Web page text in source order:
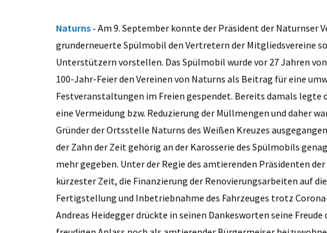
Naturns - Am 9. September konnte der Präsident der Naturnser
grunderneuerte Spülmobil den Vertretern der Mitgliedsvereine
Unterstützern vorstellen. Das Spülmobil wurde vor 27 Jahren
100-Jahr-Feier den Vereinen von Naturns als Beitrag für eine
Festveranstaltungen im Freien gespendet. Bereits damals legte
eine Vermeidung bzw. Reduzierung der Müllmengen und daher
Gründer der Ortsstelle Naturns des Weißen Kreuzes
der Zahn der Zeit gehörig an der Karosserie des Spülmobils
mehr gegeben. Unter der Regie des amtierenden Präsidenten
kürzester Zeit, die Finanzierung der Renovierungsarbeiten auf
Fertigstellung und Inbetriebnahme des Fahrzeuges trotz
Andreas Heidegger drückte in seinen Dankesworten seine Freude